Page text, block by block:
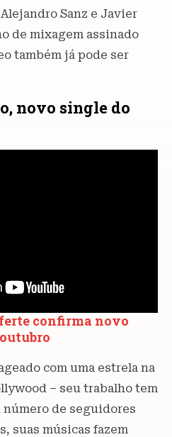
Sanz e Javier
de mixagem assinado
também já pode ser
novo single do
confirma novo
com uma estrela na
– seu trabalho tem
número de seguidores
suas músicas fazem